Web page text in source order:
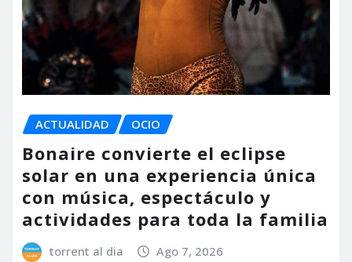
ACTUALIDAD OCIO
Bonaire convierte el eclipse
solar en una experiencia única
con música, espectáculo y
actividades para toda la familia
torrent al dia Ago 7, 2026